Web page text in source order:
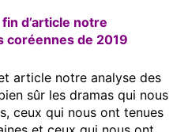
d’article notre
coréennes de 2019
article notre analyse des
sûr les dramas qui nous
ceux qui nous ont tenues